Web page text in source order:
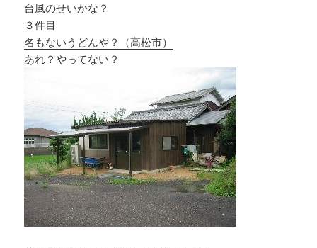
台風のせいかな？
３件目
名もないうどんや？（高松市）
あれ？やってない？